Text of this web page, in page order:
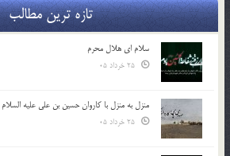
تازه ترین مطالب
سلام ای هلال محرم
منزل به منزل با کاروان حسین بن علی علیه السلام